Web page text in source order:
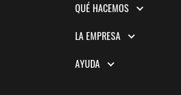
QUÉ HACEMOS
LA EMPRESA
AYUDA